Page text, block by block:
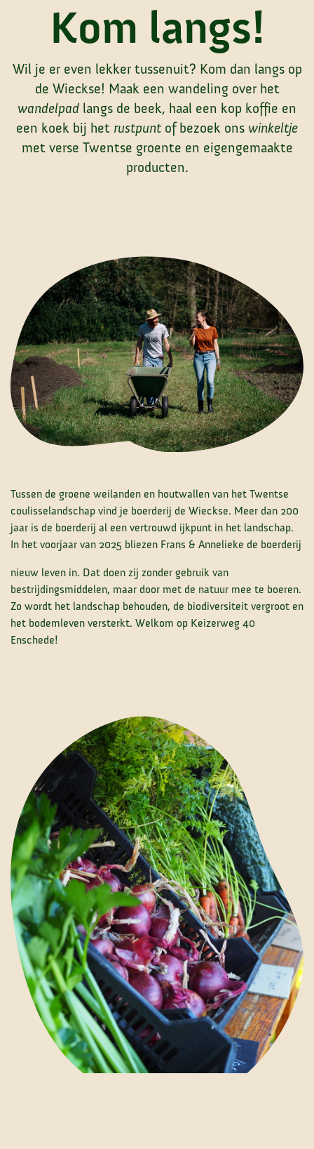
Kom langs!
Wil je er even lekker tussenuit? Kom dan langs op
de Wieckse! Maak een wandeling over het
wandelpad langs de beek, haal een kop koffie en
een koek bij het rustpuntof bezoek ons winkeltje
met verse Twentse groente en eigengemaakte
producten.
Tussen de groene weilanden en houtwallen van het Twentse
coulisselandschap vind je boerderij de Wieckse. Meer dan 200
jaar is de boerderij al een vertrouwd ijkpunt in het landschap.
In het voorjaar van 2025 bliezen Frans & Annelieke de boerderij
nieuw leven in. Dat doen zij zonder gebruik van
bestrijdingsmiddelen, maar door met de natuur mee te boeren.
Zo wordt het landschap behouden, de biodiversiteit vergroot en
het bodemleven versterkt. Welkom op Keizerweg 40
Enschede!